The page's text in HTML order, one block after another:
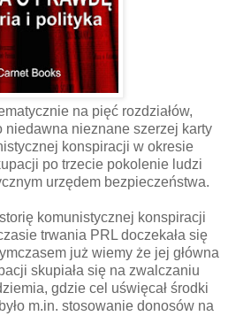
na pięć rozdziałów,
niedawna nieznane szerzej karty
konspiracji w okresie
po trzecie pokolenie ludzi
urzędem bezpieczeństwa.
komunistycznej konspiracji
trwania PRL doczekała się
już wiemy że jej główna
skupiała się na zwalczaniu
gdzie cel uświęcał środki
m.in. stosowanie donosów na